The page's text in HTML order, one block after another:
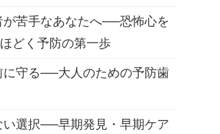
が苦手なあなたへ──恐怖心を
どく予防の第一歩
に守る──大人のための予防歯
い選択──早期発見・早期ケア